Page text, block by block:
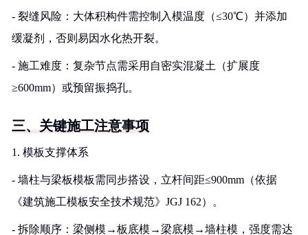
- 裂缝风险：大体积构件需控制入模温度（≤30℃）并添加
缓凝剂，否则易因水化热开裂。
- 施工难度：复杂节点需采用自密实混凝土（扩展度
≥600mm）或预留振捣孔。
三、关键施工注意事项
1. 模板支撑体系
- 墙柱与梁板模板需同步搭设，立杆间距≤900mm（依据
《建筑施工模板安全技术规范》JGJ 162）。
- 拆除顺序：梁侧模→板底模→梁底模→墙柱模，强度需达